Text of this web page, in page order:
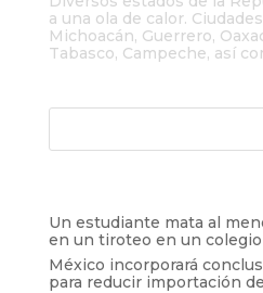
a una ola de calor.
Michoacán, Guerrero,
Tabasco, Campeche, así
Un estudiante mata al
en un tiroteo en un
México incorporará
para reducir importación